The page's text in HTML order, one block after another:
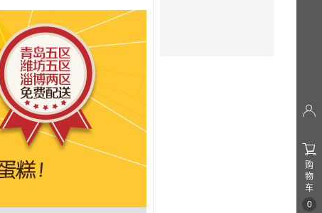


购
物
车
0